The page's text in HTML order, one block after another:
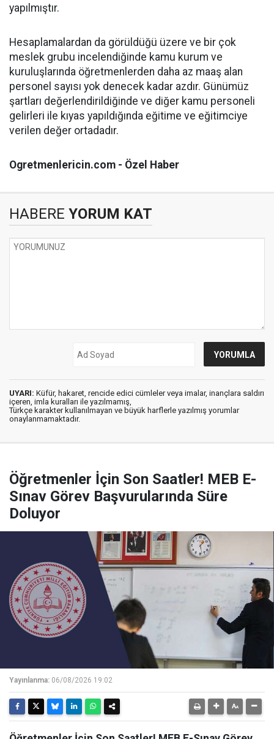
yapılmıştır.
Hesaplamalardan da görüldüğü üzere ve bir çok
meslek grubu incelendiğinde kamu kurum ve
kuruluşlarında öğretmenlerden daha az maaş alan
personel sayısı yok denecek kadar azdır. Günümüz
şartları değerlendirildiğinde ve diğer kamu personeli
gelirleri ile kıyas yapıldığında eğitime ve eğitimciye
verilen değer ortadadır.
Ogretmenlericin.com - Özel Haber
HABERE YORUM KAT
UYARI: Küfür, hakaret, rencide edici cümleler veya imalar, inançlara saldırı
içeren, imla kuralları ile yazılmamış,
Türkçe karakter kullanılmayan ve büyük harflerle yazılmış yorumlar
onaylanmamaktadır.
Öğretmenler İçin Son Saatler! MEB E-
Sınav Görev Başvurularında Süre
Doluyor
Yayınlanma: 06/08/2026 19:02